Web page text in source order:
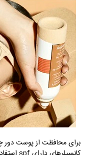
برای محافظت از پوست دور